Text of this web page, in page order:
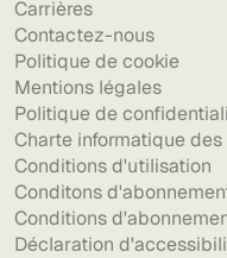
Carrières
Contactez-nous
Politique de cookie
Mentions légales
Politique de
Charte informatique
Conditions d'utilisation
Conditons
Conditions
Déclaration